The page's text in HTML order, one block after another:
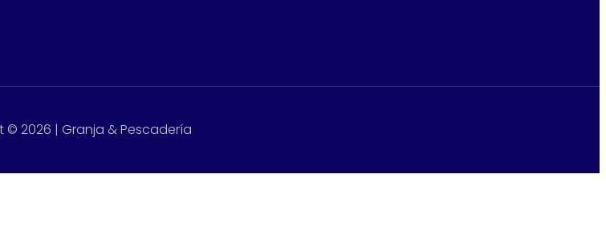
© 2026 | Granja & Pescadería